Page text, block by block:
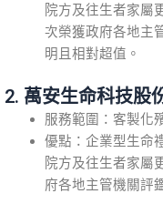
院方及往生者家屬
次榮獲政府各地主
明且相對超值。
2. 萬安生命科技股
服務範圍：客製化
優點：企業型生命
院方及往生者家屬
府各地主管機關評